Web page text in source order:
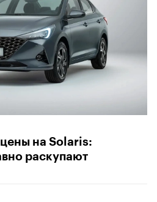
на Solaris:
раскупают